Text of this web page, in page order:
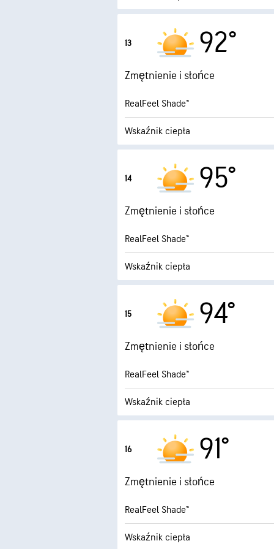
Porywy wiatru
Wilgotność
Punkt rosy
13 92°
Zmętnienie i słońce
RealFeel Shade™
Wskaźnik ciepła
Porywy wiatru
Wilgotność
Punkt rosy
14 95°
Zmętnienie i słońce
RealFeel Shade™
Wskaźnik ciepła
Porywy wiatru
Wilgotność
Punkt rosy
15 94°
Zmętnienie i słońce
RealFeel Shade™
Wskaźnik ciepła
Porywy wiatru
Wilgotność
Punkt rosy
16 91°
Zmętnienie i słońce
RealFeel Shade™
Wskaźnik ciepła